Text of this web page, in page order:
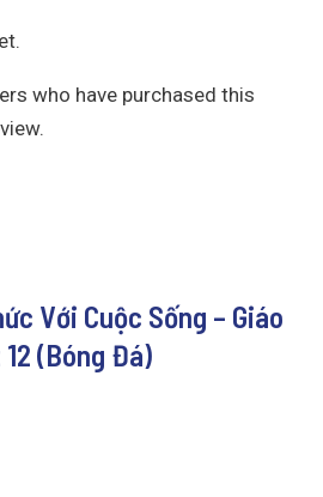
who have purchased this
Với Cuộc Sống – Giáo
(Bóng Đá)